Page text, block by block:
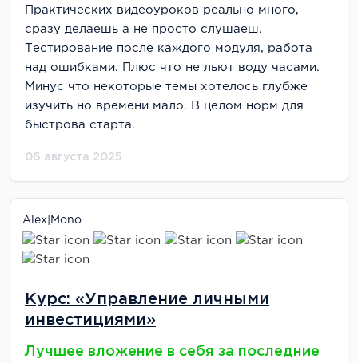
Практических видеоуроков реально много,
сразу делаешь а не просто слушаеш.
Тестирование после каждого модуля, работа
над ошибками. Плюс что не льют воду часами.
Минус что некоторые темы хотелось глубже
изучить но времени мало. В целом норм для
быстрова старта.
06 августа 2025
Alex|mono
Курс: «Управление личными
инвестициями»
Лучшее вложение в себя за последние